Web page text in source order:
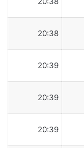
20:38
20:39
20:39
20:39